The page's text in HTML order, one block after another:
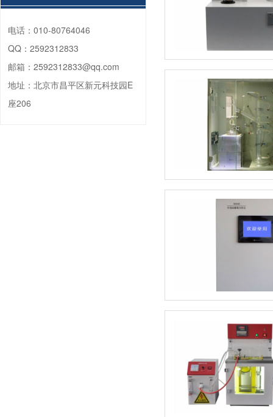
电话： 010-80764046
QQ： 2592312833
邮箱： 2592312833@qq.com
地址： 北京市昌平区新元科技园E
座206